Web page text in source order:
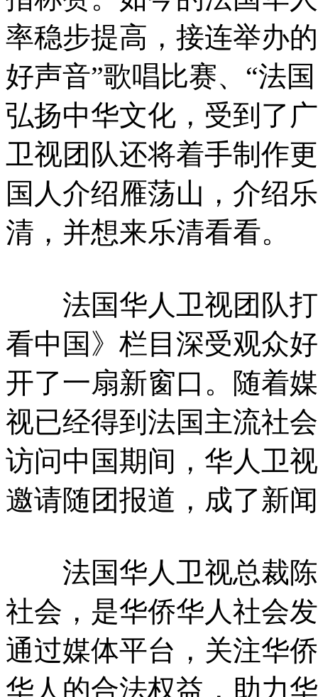
率稳步提高，接连举办
好声音”歌唱比赛、“法
弘扬中华文化，受到了
卫视团队还将着手制作
国人介绍雁荡山，介绍
清，并想来乐清看看。
法国华人卫视团队打
看中国》栏目深受观众
开了一扇新窗口。随着
视已经得到法国主流社
访问中国期间，华人卫
邀请随团报道，成了新
法国华人卫视总裁陈
社会，是华侨华人社会
通过媒体平台，关注华
华人的合法权益，助力